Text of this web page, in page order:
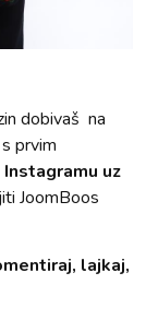
dobivaš na
prvim
uz
JoomBoos
lajkaj,